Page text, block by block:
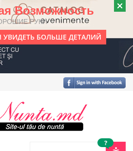
Возможность
РУКИ
БОЛЬШЕ ДЕТАЛИЙ
?